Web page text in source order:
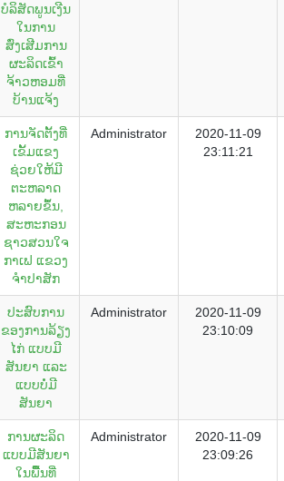
ບໍລິສັດພູນເງີນ
ໃນການ
ສົ່ງເສີມການ
ຜະລິດເຂົ້າ
ຈ້າວຫອມທີ່
ບ້ານແຈ້ງ
ການຈັດຕັ້ງທີ່
ເຂັ້ມແຂງ
ຊ່ວຍໃຫ້ມີ
ຕະຫລາດ
ຫລາຍຂຶ້ນ,
ສະຫະກອນ
ຊາວສວນໃຈ
ກາເຟ ແຂວງ
ຈຳປາສັກ
Administrator
2020-11-09
23:11:21
ປະສົບການ
ຂອງການລ້ຽງ
ໄກ່ ແບບມີ
ສັນຍາ ແລະ
ແບບບໍ່ມີ
ສັນຍາ
Administrator
2020-11-09
23:10:09
ການຜະລິດ
ແບບມີສັນຍາ
ໃນພີື້ນທີ່
Administrator
2020-11-09
23:09:26